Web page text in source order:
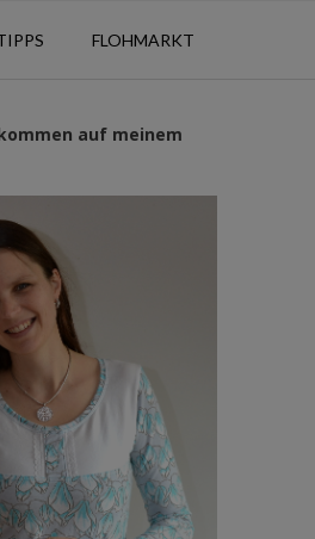
FLOHMARKT
auf meinem